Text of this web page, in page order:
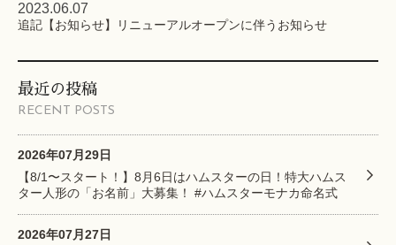
最近の投稿
RECENT POSTS
2026年07月29日
【8/1〜スタート！】8月6日はハムスターの日！特大ハムス
ター人形の「お名前」大募集！ #ハムスターモナカ命名式
2026年07月27日
2023.06.07
追記【お知らせ】リニューアルオープンに伴うお知らせ